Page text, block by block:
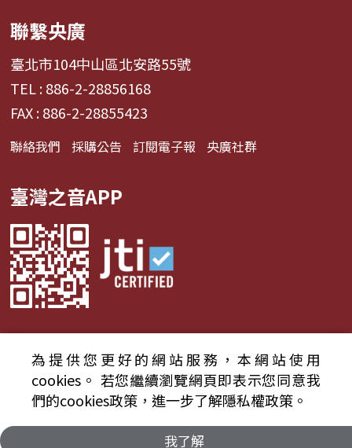
聯繫央廣
臺北市104中山區北安路55號
TEL : 886-2-28856168
FAX : 886-2-28855423
聯絡我們 採購公告 訂閱電子報 央廣社群
臺灣之音APP
© 2024財團法人中央廣播電臺 版權所有
資通安全政策聲明
服務條款 隱私權條款
為提供您更好的網站服務，本網站使用
cookies。 若您繼續瀏覽網頁即表示您同意我
們的cookies政策，進一步了解隱私權政策。
我了解